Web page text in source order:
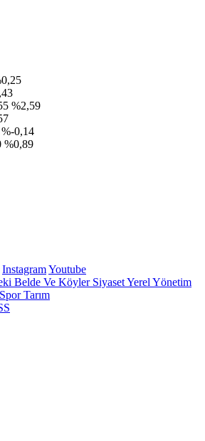
%2,59
%-0,14
%0,89
InstagramYoutube
Belde Ve KöylerSiyasetYerel Yönetim
SporTarım